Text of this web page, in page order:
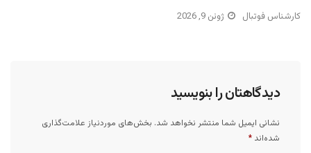
کارشناس فوتبال ژوئن 9, 2026
دیدگاهتان را بنویسید
نشانی ایمیل شما منتشر نخواهد شد. بخش‌های موردنیاز علامت‌گذاری
شده‌اند *